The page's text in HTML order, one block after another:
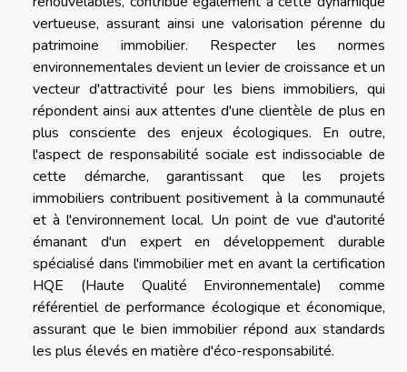
vertueuse, assurant ainsi une valorisation pérenne du
patrimoine immobilier. Respecter les normes
environnementales devient un levier de croissance et un
vecteur d'attractivité pour les biens immobiliers, qui
répondent ainsi aux attentes d'une clientèle de plus en
plus consciente des enjeux écologiques. En outre,
l'aspect de responsabilité sociale est indissociable de
cette démarche, garantissant que les projets
immobiliers contribuent positivement à la communauté
et à l'environnement local. Un point de vue d'autorité
émanant d'un expert en développement durable
spécialisé dans l'immobilier met en avant la certification
HQE (Haute Qualité Environnementale) comme
référentiel de performance écologique et économique,
assurant que le bien immobilier répond aux standards
les plus élevés en matière d'éco-responsabilité.